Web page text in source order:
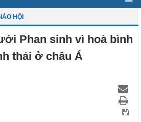
HỘI
Phan sinh vì hoà bình
thái ở châu Á